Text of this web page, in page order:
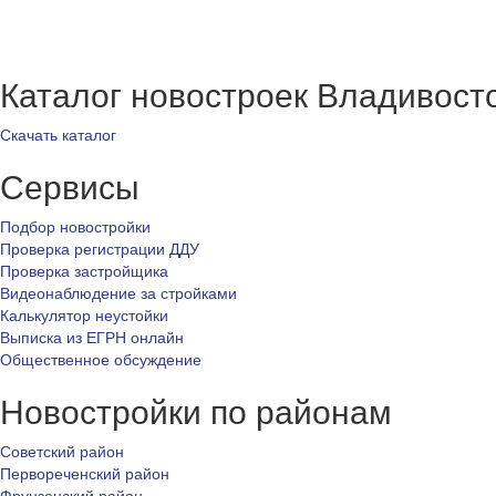
Каталог новостроек
Скачать каталог
Сервисы
Подбор новостройки
Проверка регистрации ДДУ
Проверка застройщика
Видеонаблюдение за стройками
Калькулятор неустойки
Выписка из ЕГРН онлайн
Общественное обсуждение
Новостройки по районам
Советский район
Первореченский район